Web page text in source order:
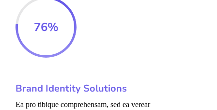
76%
Brand Identity Solutions
Ea pro tibique comprehensam, sed ea verear